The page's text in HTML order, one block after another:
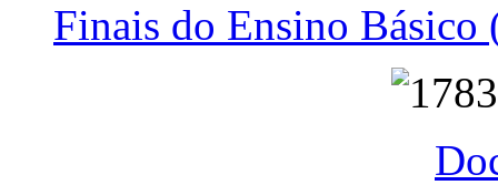
Finais do Ensino Básico